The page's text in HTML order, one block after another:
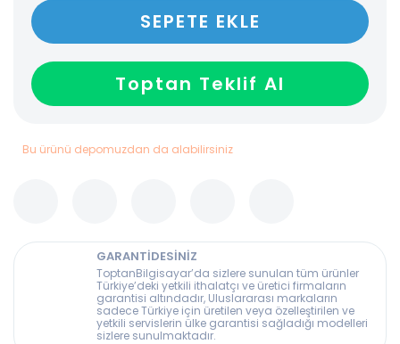
SEPETE EKLE
Toptan Teklif Al
Bu ürünü depomuzdan da alabilirsiniz
GARANTİDESİNİZ
ToptanBilgisayar’da sizlere sunulan tüm ürünler
Türkiye’deki yetkili ithalatçı ve üretici firmaların
garantisi altındadır, Uluslararası markaların
sadece Türkiye için üretilen veya özelleştirilen ve
yetkili servislerin ülke garantisi sağladığı modelleri
sizlere sunulmaktadır.